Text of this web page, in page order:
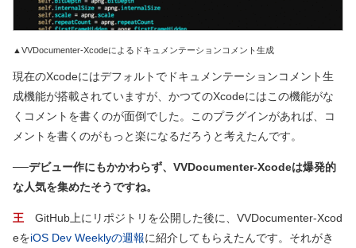
▲VVDocumenter-Xcodeによるドキュメンテーションコメント生成
現在のXcodeにはデフォルトでドキュメンテーションコメント生
成機能が搭載されていますが、かつてのXcodeにはこの機能がな
くコメントを書くのが面倒でした。このプラグインがあれば、コ
メントを書くのがもっと楽になるだろうと考えたんです。
──デビュー作にもかかわらず、VVDocumenter-Xcodeは爆発的
な人気を集めたそうですね。
王 GitHub上にリポジトリを公開した後に、VVDocumenter-Xcod
eをiOS Dev Weeklyの週報に紹介してもらえたんです。それがき